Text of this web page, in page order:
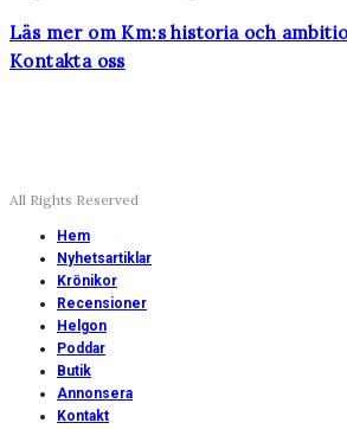
Läs mer om Km:s historia och
Kontakta oss
All Rights Reserved
Hem
Nyhetsartiklar
Krönikor
Recensioner
Helgon
Poddar
Butik
Annonsera
Kontakt